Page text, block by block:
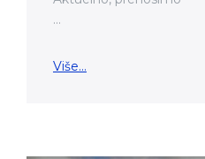
...
Više...